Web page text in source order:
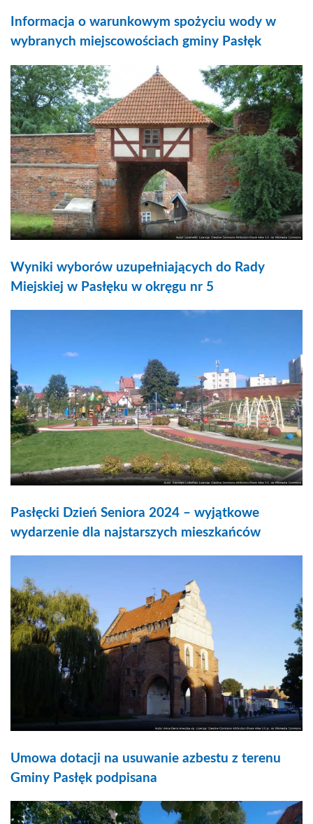
Informacja o warunkowym spożyciu wody w
wybranych miejscowościach gminy Pasłęk
Wyniki wyborów uzupełniających do Rady
Miejskiej w Pasłęku w okręgu nr 5
Pasłęcki Dzień Seniora 2024 – wyjątkowe
wydarzenie dla najstarszych mieszkańców
Umowa dotacji na usuwanie azbestu z terenu
Gminy Pasłęk podpisana